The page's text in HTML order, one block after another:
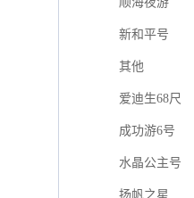
新和平号
其他
爱迪生68尺
成功游6号
水晶公主号
扬帆之星